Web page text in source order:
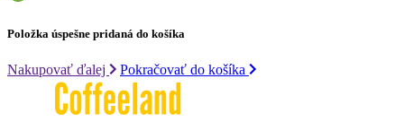
Položka úspešne pridaná do košíka
Nakupovať ďalej Pokračovať do košíka